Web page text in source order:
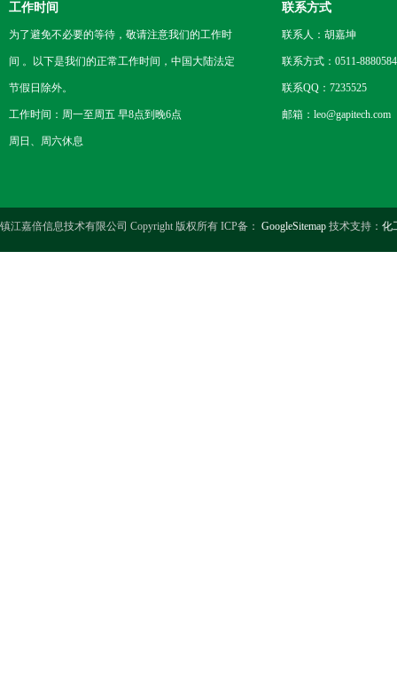
工作时间
为了避免不必要的等待，敬请注意我们的工作时
间 。以下是我们的正常工作时间，中国大陆法定
节假日除外。
工作时间：周一至周五 早8点到晚6点
周日、周六休息
联系方式
联系人：胡嘉坤
联系方式：0511-
联系QQ：7235525
邮箱：leo@gapitech.com
镇江嘉倍信息技术有限公司 Copyright 版权所有 ICP备： GoogleSitemap 技术支持： 化